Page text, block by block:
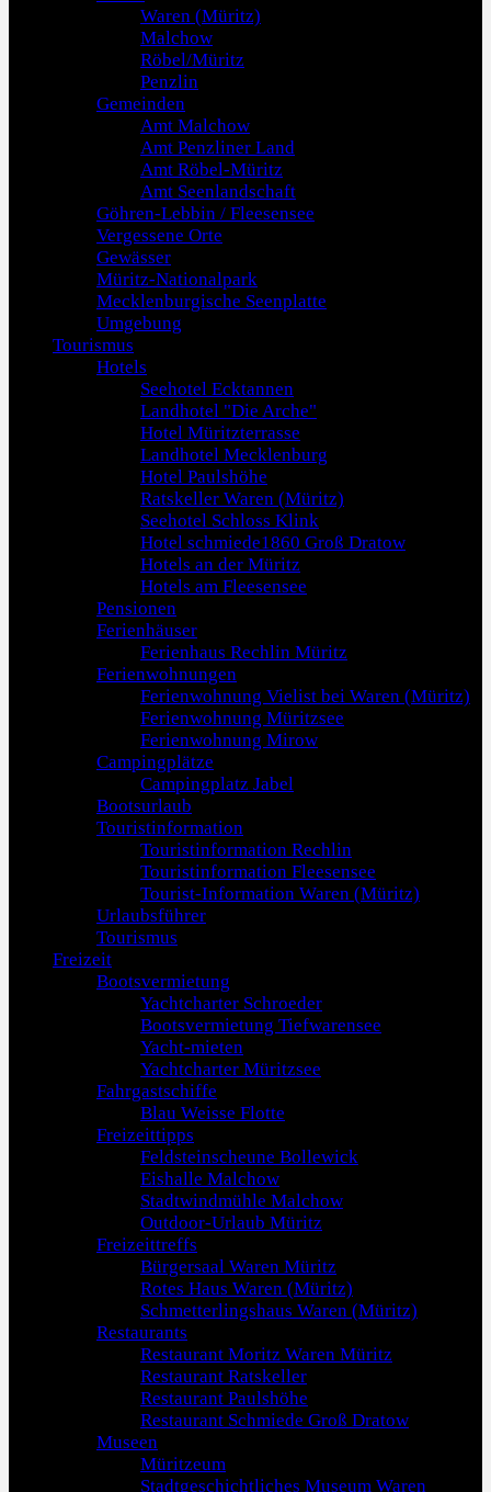
Waren (Müritz)
Malchow
Röbel/Müritz
Penzlin
Gemeinden
Amt Malchow
Amt Penzliner Land
Amt Röbel-Müritz
Amt Seenlandschaft
Göhren-Lebbin / Fleesensee
Vergessene Orte
Gewässer
Müritz-Nationalpark
Mecklenburgische Seenplatte
Umgebung
Tourismus
Hotels
Seehotel Ecktannen
Landhotel "Die Arche"
Hotel Müritzterrasse
Landhotel Mecklenburg
Hotel Paulshöhe
Ratskeller Waren (Müritz)
Seehotel Schloss Klink
Hotel schmiede1860 Groß Dratow
Hotels an der Müritz
Hotels am Fleesensee
Pensionen
Ferienhäuser
Ferienhaus Rechlin Müritz
Ferienwohnungen
Ferienwohnung Vielist bei Waren (Müritz)
Ferienwohnung Müritzsee
Ferienwohnung Mirow
Campingplätze
Campingplatz Jabel
Bootsurlaub
Touristinformation
Touristinformation Rechlin
Touristinformation Fleesensee
Tourist-Information Waren (Müritz)
Urlaubsführer
Tourismus
Freizeit
Bootsvermietung
Yachtcharter Schroeder
Bootsvermietung Tiefwarensee
Yacht-mieten
Yachtcharter Müritzsee
Fahrgastschiffe
Blau Weisse Flotte
Freizeittipps
Feldsteinscheune Bollewick
Eishalle Malchow
Stadtwindmühle Malchow
Outdoor-Urlaub Müritz
Freizeittreffs
Bürgersaal Waren Müritz
Rotes Haus Waren (Müritz)
Schmetterlingshaus Waren (Müritz)
Restaurants
Restaurant Moritz Waren Müritz
Restaurant Ratskeller
Restaurant Paulshöhe
Restaurant Schmiede Groß Dratow
Museen
Müritzeum
Stadtgeschichtliches Museum Waren